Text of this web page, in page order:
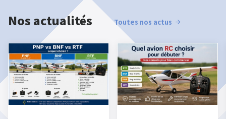
Nos actualités Toutes nos actus